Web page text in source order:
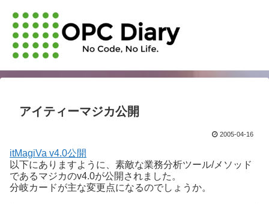
アイティーマジカ公開
2005-04-16
itMagiVa v4.0公開
以下にありますように、素敵な業務分析ツール/メソッド
であるマジカのv4.0が公開されました。
分岐カードが主な変更点になるのでしょうか。